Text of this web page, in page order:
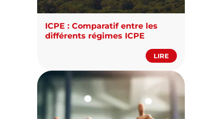
ICPE : Comparatif entre les
différents régimes ICPE
LIRE